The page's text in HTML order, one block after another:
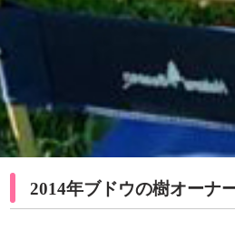
2014年ブドウの樹オーナ